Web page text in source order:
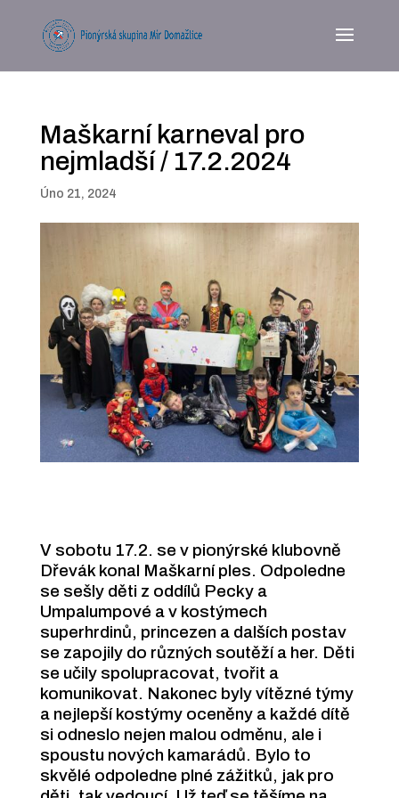
Maškarní karneval pro
nejmladší / 17.2.2024
Úno 21, 2024
V sobotu 17.2. se v pionýrské klubovně
Dřevák konal Maškarní ples. Odpoledne
se sešly děti z oddílů Pecky a
Umpalumpové a v kostýmech
superhrdinů, princezen a dalších postav
se zapojily do různých soutěží a her. Děti
se učily spolupracovat, tvořit a
komunikovat. Nakonec byly vítězné týmy
a nejlepší kostýmy oceněny a každé dítě
si odneslo nejen malou odměnu, ale i
spoustu nových kamarádů. Bylo to
skvělé odpoledne plné zážitků, jak pro